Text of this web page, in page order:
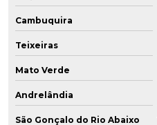
Cambuquira
Teixeiras
Mato Verde
Andrelândia
São Gonçalo do Rio Abaixo